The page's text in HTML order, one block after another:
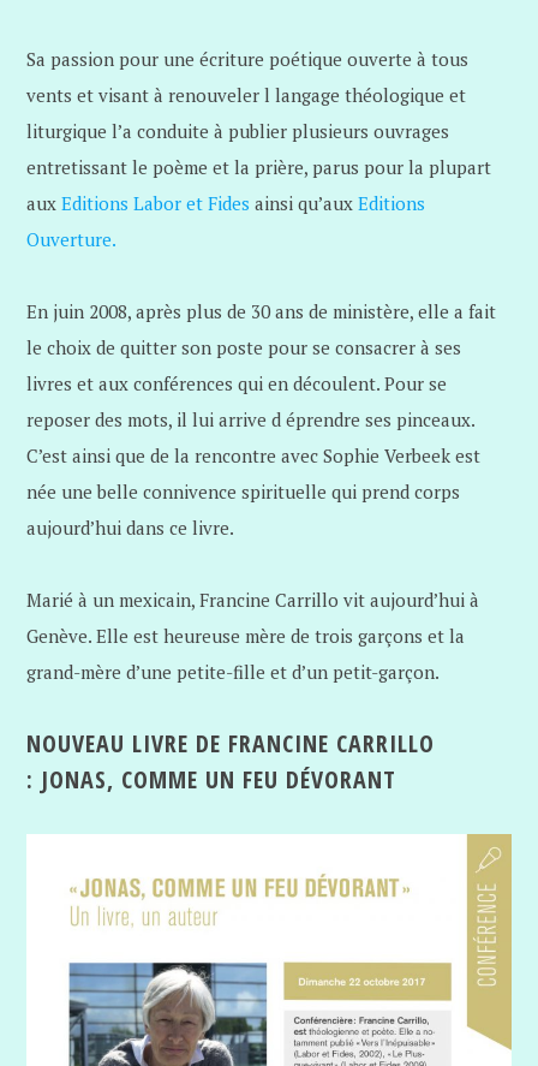
Sa passion pour une écriture poétique ouverte à tous
vents et visant à renouveler l langage théologique et
liturgique l’a conduite à publier plusieurs ouvrages
entretissant le poème et la prière, parus pour la plupart
auxEditions Labor et Fides ainsi qu’auxEditions
Ouverture.
En juin 2008, après plus de 30 ans de ministère, elle a fait
le choix de quitter son poste pour se consacrer à ses
livres et aux conférences qui en découlent. Pour se
reposer des mots, il lui arrive d éprendre ses pinceaux.
C’est ainsi que de la rencontre avec Sophie Verbeek est
née une belle connivence spirituelle qui prend corps
aujourd’hui dans ce livre.
Marié à un mexicain, Francine Carrillo vit aujourd’hui à
Genève. Elle est heureuse mère de trois garçons et la
grand-mère d’une petite-fille et d’un petit-garçon.
NOUVEAU LIVRE DE FRANCINE CARRILLO
: JONAS, COMME UN FEU DÉVORANT